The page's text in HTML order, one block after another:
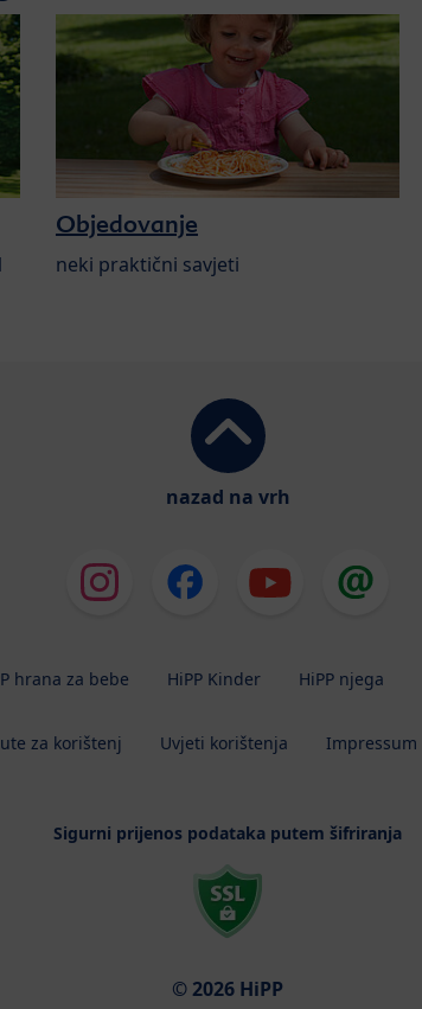
Objedovanje
neki praktični savjeti
nazad na vrh
hrana za bebe HiPP Kinder HiPP njega
za korištenj Uvjeti korištenja Impressum
Sigurni prijenos podataka putem šifriranja
© 2026 HiPP